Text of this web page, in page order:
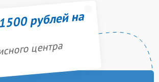
рублей на
центра